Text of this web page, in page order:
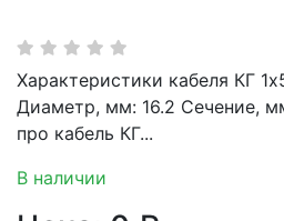
Характеристики кабеля КГ
Диаметр, мм: 16.2 Сечение,
про кабель КГ...
В наличии